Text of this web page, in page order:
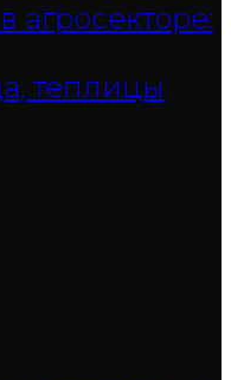
агросекторе:
теплицы